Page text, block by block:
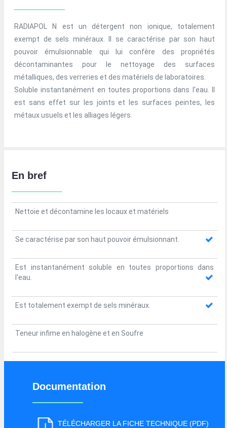
RADIAPOL N est un détergent non ionique, totalement
exempt de sels minéraux. Il se caractérise par son haut
pouvoir émulsionnable qui lui confère des propriétés
décontaminantes pour le nettoyage des surfaces
métalliques, des verreries et des matériels de laboratoires.
Soluble instantanément en toutes proportions dans l’eau. Il
est sans effet sur les joints et les surfaces peintes, les
métaux usuels et les alliages légers.
En bref
Nettoie et décontamine les locaux et matériels
Se caractérise par son haut pouvoir émulsionnant.
Est instantanément soluble en toutes proportions dans
l'eau.
Est totalement exempt de sels minéraux.
Teneur infime en halogène et en Soufre
Documentation
TÉLÉCHARGER LA FICHE TECHNIQUE (PDF)